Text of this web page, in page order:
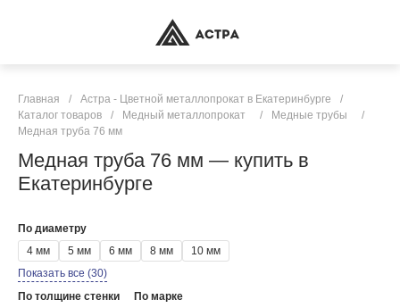
Главная / Астра - Цветной металлопрокат в Екатеринбурге
/
Каталог товаров
/ Медный металлопрокат / Медные трубы
/
Медная труба 76 мм
Медная труба 76 мм — купить в
Екатеринбурге
По диаметру
4 мм
5 мм 6 мм 8 мм
10 мм
Показать все (30)
По толщине стенки
По марке